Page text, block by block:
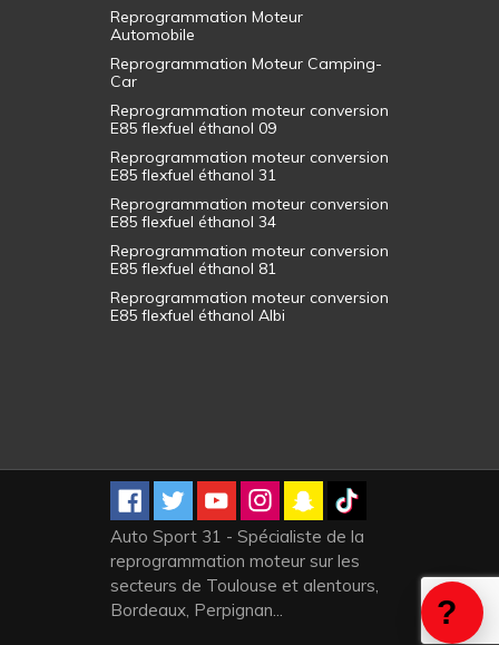
Reprogrammation Moteur
Automobile
Reprogrammation Moteur Camping-
Car
Reprogrammation moteur conversion
E85 flexfuel éthanol 09
Reprogrammation moteur conversion
E85 flexfuel éthanol 31
Reprogrammation moteur conversion
E85 flexfuel éthanol 34
Reprogrammation moteur conversion
E85 flexfuel éthanol 81
Reprogrammation moteur conversion
E85 flexfuel éthanol Albi
Auto Sport 31 - Spécialiste de la
reprogrammation moteur sur les
secteurs de Toulouse et alentours,
Bordeaux, Perpignan...